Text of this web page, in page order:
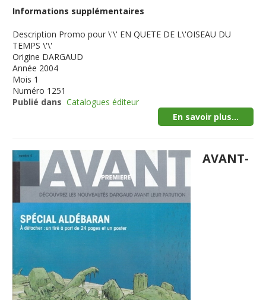
Informations supplémentaires
Description Promo pour \'\' EN QUETE DE L\'OISEAU DU
TEMPS \'\'
Origine DARGAUD
Année 2004
Mois 1
Numéro 1251
Publié dans Catalogues éditeur
En savoir plus...
AVANT-